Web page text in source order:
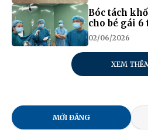
Bóc tách
cho bé gái 6
02/06/2026
XEM
MỚI ĐĂNG